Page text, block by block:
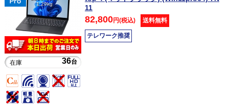
1.29kg
在庫 36台
11
82,800円(税込) 送料無料
テレワーク推奨